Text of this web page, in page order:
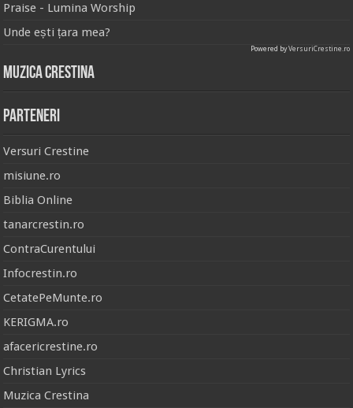
Praise - Lumina Worship
Unde ești țara mea?
Powered byVersuriCrestine.ro
Muzica Crestina
Parteneri
Versuri Crestine
misiune.ro
Biblia Online
tanarcrestin.ro
ContraCurentului
Infocrestin.ro
CetatePeMunte.ro
KERIGMA.ro
afacericrestine.ro
Christian Lyrics
Muzica Crestina